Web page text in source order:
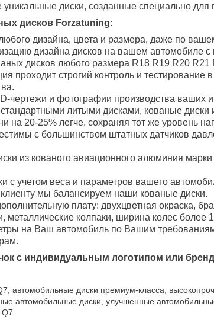
диски, созданные специально для
дисков Forzatuning:
дизайна, цвета и размера, даже по
дизайна дисков на вашем автомобиле
дисков любого размера R18 R19 R20 R21
проходит строгий контроль и тестирование
чертежи и фотографии производства ваших
литыми дисками, кованые
на 20-25% легче, сохраняя тот же уровень
с большинством штатных датчиков
из кованого авиационного алюминия
с учетом веса и параметров вашего
мы балансируем наши кованые диски.
плату: двухцветная окраска,
металлические колпаки, ширина колес более
на Ваш автомобиль по Вашим
с индивидуальным логотипом или
автомобильные диски премиум-класса,
автомобильные диски, улучшенные
Q7